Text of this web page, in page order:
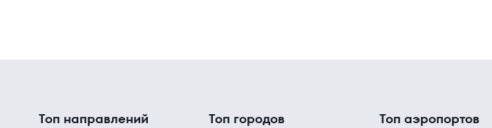
Топ направлений Топ городов Топ аэропортов